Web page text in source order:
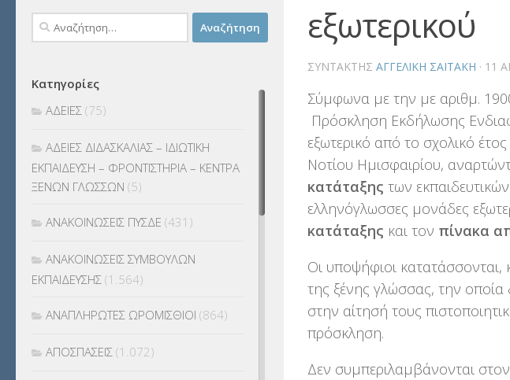
εξωτερικού
ΣΥΝΤΆΚΤΗΣ ΑΓΓΕΛΙΚΉ ΣΑΪΤΆΚΗ · 11
Σύμφωνα με την με αριθμ.
Πρόσκληση Εκδήλωσης
εξωτερικό από το σχολικό
Νοτίου Ημισφαιρίου,
κατάταξης των
ελληνόγλωσσες μονάδες
κατάταξης και τον πίνακα
Οι υποψήφιοι
της ξένης γλώσσας, την
στην αίτησή τους
πρόσκληση.
Δεν συμπεριλαμβάνονται
Αναζήτηση
για:
Κατηγορίες
ΑΔΕΙΕΣ (75)
ΑΔΕΙΕΣ ΔΙΔΑΣΚΑΛΙΑΣ – ΙΔΙΩΤΙΚΗ
ΕΚΠΑΙΔΕΥΣΗ – ΦΡΟΝΤΙΣΤΗΡΙΑ – ΚΕΝΤΡΑ
ΞΕΝΩΝ ΓΛΩΣΣΩΝ (5)
ΑΝΑΚΟΙΝΩΣΕΙΣ ΠΥΣΔΕ (431)
ΑΝΑΚΟΙΝΩΣΕΙΣ ΣΥΜΒΟΥΛΩΝ
ΕΚΠΑΙΔΕΥΣΗΣ (1.564)
ΑΝΑΠΛΗΡΩΤΕΣ ΩΡΟΜΙΣΘΙΟΙ (864)
ΑΠΟΣΠΑΣΕΙΣ (1.072)